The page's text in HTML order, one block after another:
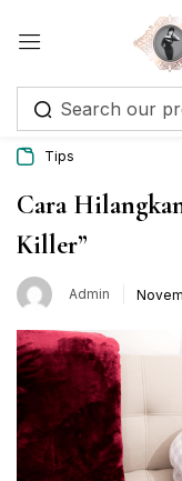
Tips
Cara
Killer”
Admin